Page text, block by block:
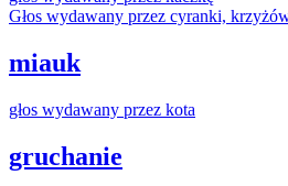
Głos wydawany przez cyranki,
miauk
głos wydawany przez kota
gruchanie